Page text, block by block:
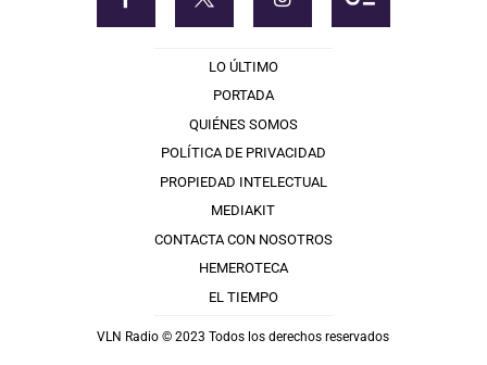
LO ÚLTIMO
PORTADA
QUIÉNES SOMOS
POLÍTICA DE PRIVACIDAD
PROPIEDAD INTELECTUAL
MEDIAKIT
CONTACTA CON NOSOTROS
HEMEROTECA
EL TIEMPO
VLN Radio © 2023 Todos los derechos reservados